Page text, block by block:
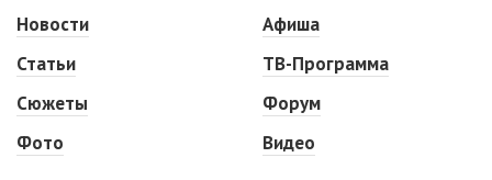
Новости
Статьи
Сюжеты
Фото
Афиша
ТВ-Программа
Форум
Видео